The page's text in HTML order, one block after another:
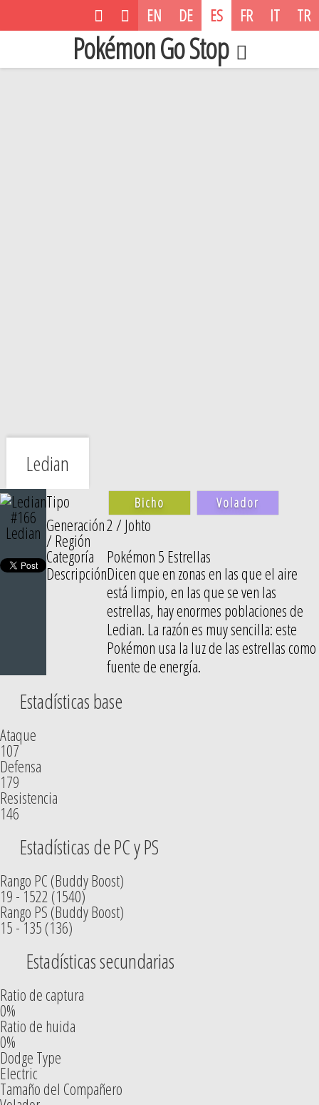
EN DE ES FR IT TR
Pokémon Go Stop
Ledian
#166
Ledian
Tipo Bicho Volador
Generación
/ Región
2 / Johto
Categoría
Pokémon 5 Estrellas
DescripciónDicen que en zonas en las que el aire
está limpio, en las que se ven las
estrellas, hay enormes poblaciones de
Ledian. La razón es muy sencilla: este
Pokémon usa la luz de las estrellas como
fuente de energía.
Estadísticas base
Ataque
107
Defensa
179
Resistencia
146
Estadísticas de PC y PS
Rango PC (Buddy Boost)
19 - 1522 (1540)
Rango PS (Buddy Boost)
15 - 135 (136)
Estadísticas secundarias
Ratio de captura
0%
Ratio de huida
0%
Dodge Type
Electric
Tamaño del Compañero